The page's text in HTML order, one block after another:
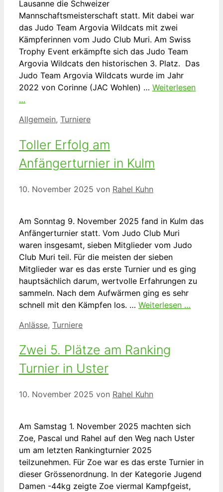
Lausanne die Schweizer
Mannschaftsmeisterschaft statt. Mit dabei war
das Judo Team Argovia Wildcats mit zwei
Kämpferinnen vom Judo Club Muri. Am Swiss
Trophy Event erkämpfte sich das Judo Team
Argovia Wildcats den historischen 3. Platz. Das
Judo Team Argovia Wildcats wurde im Jahr
2022 von Corinne (JAC Wohlen) … Weiterlesen
…
Kategorien
Allgemein, Turniere
Toller Erfolg am
Anfängerturnier in Kulm
10. November 2025 von Rahel Kuhn
Am Sonntag 9. November 2025 fand in Kulm das
Anfängerturnier statt. Vom Judo Club Muri
waren insgesamt, sieben Mitglieder vom Judo
Club Muri teil. Für die meisten der sieben
Mitglieder war es das erste Turnier und es ging
hauptsächlich darum, wertvolle Erfahrungen zu
sammeln. Nach dem Aufwärmen ging es sehr
schnell mit den Kämpfen los. … Weiterlesen …
Kategorien
Anlässe, Turniere
Zwei 5. Plätze am Ranking
Turnier in Uster
10. November 2025 von Rahel Kuhn
Am Samstag 1. November 2025 machten sich
Zoe, Pascal und Rahel auf den Weg nach Uster
um am letzten Rankingturnier 2025
teilzunehmen. Für Zoe war es das erste Turnier in
dieser Grössenordnung. In der Kategorie Jugend
Damen -44kg zeigte Zoe viermal Kampfgeist,